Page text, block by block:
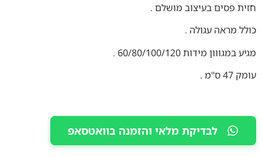
חזית פסים בעיצוב מושלם .
כולל מראה עגולה .
מגיע במגווון מידות 60/80/100/120 .
עומק 47 ס"מ .
לבדיקת מלאי והזמנה בוואטסאפ